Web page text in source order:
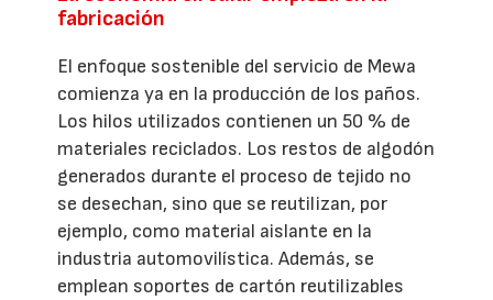
fabricación
El enfoque sostenible del servicio de Mewa
comienza ya en la producción de los paños.
Los hilos utilizados contienen un 50 % de
materiales reciclados. Los restos de algodón
generados durante el proceso de tejido no
se desechan, sino que se reutilizan, por
ejemplo, como material aislante en la
industria automovilística. Además, se
emplean soportes de cartón reutilizables